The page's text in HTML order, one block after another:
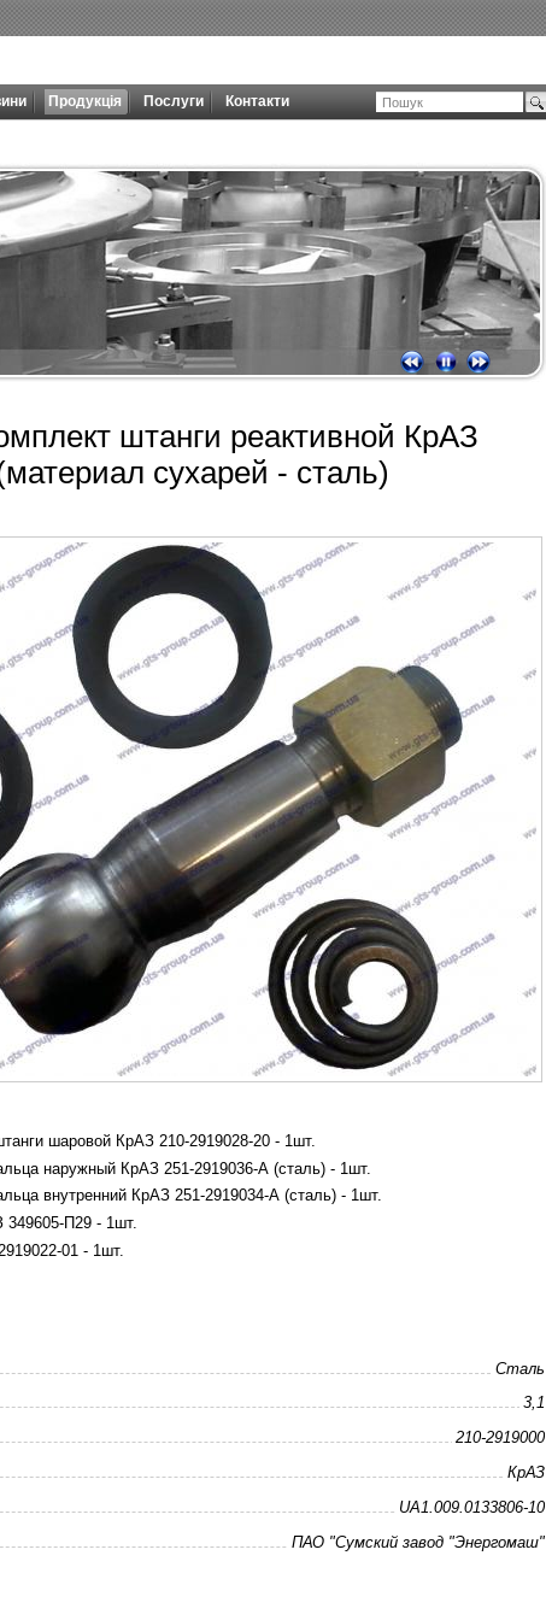
Продукція Послуги Контакти
штанги реактивной КрАЗ
сухарей - сталь)
шаровой КрАЗ 210-2919028-20 - 1шт.
наружный КрАЗ 251-2919036-А (сталь) - 1шт.
внутренний КрАЗ 251-2919034-А (сталь) - 1шт.
349605-П29 - 1шт.
01 - 1шт.
Сталь
3,1
210-2919000
КрАЗ
UA1.009.0133806-10
ПАО "Сумский завод "Энергомаш"